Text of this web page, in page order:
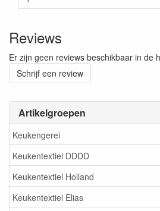
Artikelgroepen
Keukengerei
Keukentextiel DDDD
Keukentextiel Holland
Keukentextiel Elias
Reviews
Er zijn geen reviews beschikbaar in de
Schrijf een review